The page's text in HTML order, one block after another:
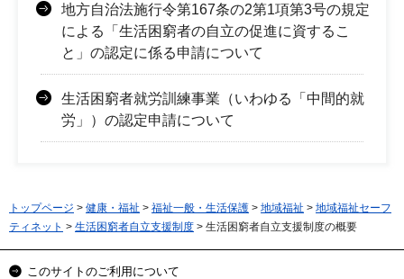
地方自治法施行令第167条の2第1項第3号の規定
による「生活困窮者の自立の促進に資するこ
と」の認定に係る申請について
生活困窮者就労訓練事業（いわゆる「中間的就
労」）の認定申請について
トップページ > 健康・福祉 > 福祉一般・生活保護 > 地域福祉 > 地域福祉セーフ
ティネット > 生活困窮者自立支援制度 > 生活困窮者自立支援制度の概要
このサイトのご利用について